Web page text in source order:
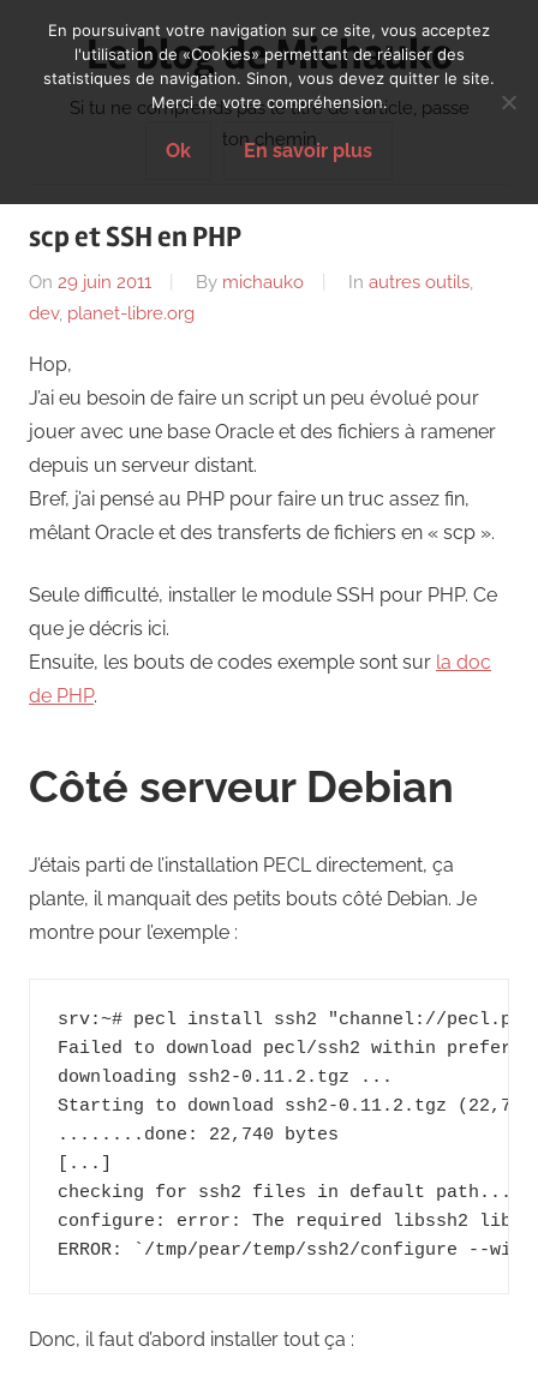
content
Le blog de Michauko
Si tu ne comprends pas le titre de l'article, passe
ton chemin
scp et SSH en PHP
On 29 juin 2011 By michauko In autres outils,
dev, planet-libre.org
Hop,
J’ai eu besoin de faire un script un peu évolué pour
jouer avec une base Oracle et des fichiers à ramener
depuis un serveur distant.
Bref, j’ai pensé au PHP pour faire un truc assez fin,
mêlant Oracle et des transferts de fichiers en « scp ».
Seule difficulté, installer le module SSH pour PHP. Ce
que je décris ici.
Ensuite, les bouts de codes exemple sont sur la doc
de PHP.
Côté serveur Debian
J’étais parti de l’installation PECL directement, ça
plante, il manquait des petits bouts côté Debian. Je
montre pour l’exemple :
srv:~# pecl install ssh2 "channel://
Failed to download pecl/ssh2 within
downloading ssh2-0.11.2.tgz ...
Starting to download ssh2-0.11.2.tgz
........done: 22,740 bytes
[...]
checking for ssh2 files in default path...
configure: error: The required libssh2
Donc, il faut d’abord installer tout ça :
En poursuivant votre navigation sur ce site, vous acceptez
l'utilisation de «Cookies» permettant de réaliser des
statistiques de navigation. Sinon, vous devez quitter le site.
Merci de votre compréhension.
Ok En savoir plus